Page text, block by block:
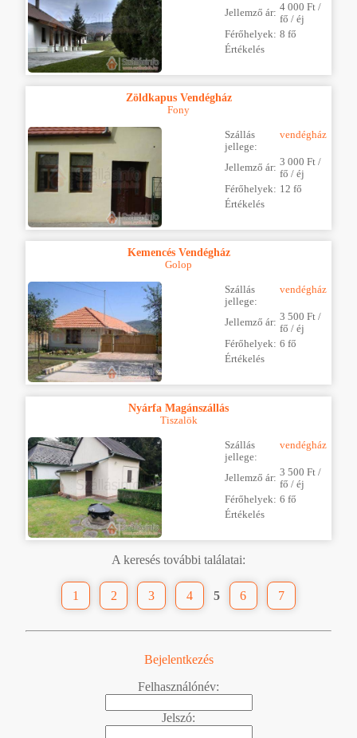
Jellemző ár: 4 000 Ft /
fő / éj
Férőhelyek: 8 fő
Értékelés
Zöldkapus Vendégház
Fony
Szállás
jellege:
vendégház
Jellemző ár: 3 000 Ft /
fő / éj
Férőhelyek: 12 fő
Értékelés
Kemencés Vendégház
Golop
Szállás
jellege:
vendégház
Jellemző ár: 3 500 Ft /
fő / éj
Férőhelyek: 6 fő
Értékelés
Nyárfa Magánszállás
Tiszalök
Szállás
jellege:
vendégház
Jellemző ár: 3 500 Ft /
fő / éj
Férőhelyek: 6 fő
Értékelés
A keresés további találatai:
1 2 3 4 5 6 7
Bejelentkezés
Felhasználónév:
Jelszó: